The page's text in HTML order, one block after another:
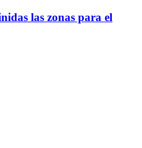
las zonas para el